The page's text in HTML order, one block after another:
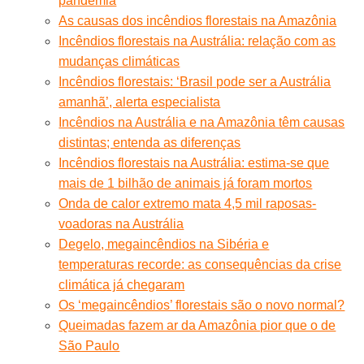
As causas dos incêndios florestais na Amazônia
Incêndios florestais na Austrália: relação com as
mudanças climáticas
Incêndios florestais: ‘Brasil pode ser a Austrália
amanhã’, alerta especialista
Incêndios na Austrália e na Amazônia têm causas
distintas; entenda as diferenças
Incêndios florestais na Austrália: estima-se que
mais de 1 bilhão de animais já foram mortos
Onda de calor extremo mata 4,5 mil raposas-
voadoras na Austrália
Degelo, megaincêndios na Sibéria e
temperaturas recorde: as consequências da crise
climática já chegaram
Os ‘megaincêndios’ florestais são o novo normal?
Queimadas fazem ar da Amazônia pior que o de
São Paulo